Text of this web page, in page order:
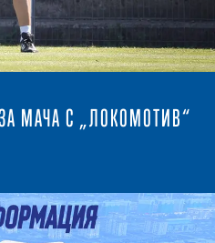
МАЧА С „ЛОКОМОТИВ“